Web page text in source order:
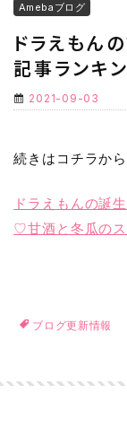
Amebaブログ
ドラえもん
記事ランキ
2021-09-03
続きはコチラか
ドラえもんの誕
♡甘酒と冬瓜のス
ブログ更新情報